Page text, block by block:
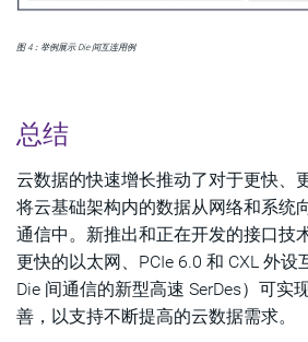
图 4：举例展示 Die 间互连用例
总结
云数据的快速增长推动了对于更快、
将云基础架构内的数据从网络和系统
通信中。新推出和正在开发的接口技
更快的以太网、PCIe 6.0 和 CXL 外
Die 间通信的新型高速 SerDes）可实
善，以支持不断提高的云数据需求。